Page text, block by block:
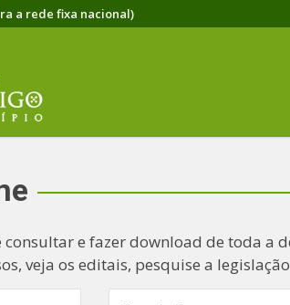
a rede fixa nacional)
consultar e fazer download de toda a
veja os editais, pesquise a